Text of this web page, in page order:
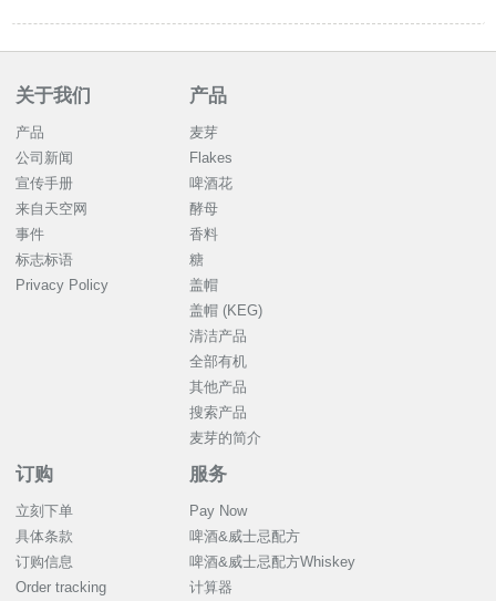
关于我们
产品
公司新闻
宣传手册
来自天空网
事件
标志标语
Privacy Policy
产品
麦芽
Flakes
啤酒花
酵母
香料
糖
盖帽
盖帽 (KEG)
清洁产品
全部有机
其他产品
搜索产品
麦芽的简介
订购
立刻下单
具体条款
订购信息
Order tracking
服务
Pay Now
啤酒&威士忌配方
啤酒&威士忌配方Whiskey
计算器